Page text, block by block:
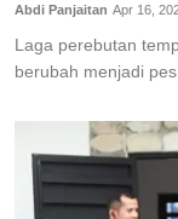
Abdi Panjaitan Apr 16,
Laga perebutan
berubah menjadi